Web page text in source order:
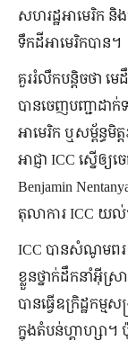
សហរដ្ឋអាមេរិក
ទឹកដីអាមេរិកបាន។
គួររំលឹកបន្តិចថា
បានចេញបញ្ជាដាក់
អាមេរិក ឬសម្ព័ន្ធមិ
អាជ្ញា ICC ស្នើឲ្យ
Benjamin
តុលាការ ICC យ
ICC បានសំណូមពរ
ខ្លួនថ្នាក់ដឹកនាំអ៊ី
បានធ្វើឧក្រិដ្ឋកម្
ក្នុងតំបន់ហ្គាហ្សា។